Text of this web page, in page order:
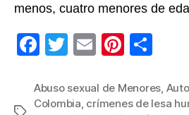
menos, cuatro menores de
F
c
T
tt
E
ail
Pi
er m
Etiquetas
Abuso sexual de Menores,
Colombia, crímenes de lesa